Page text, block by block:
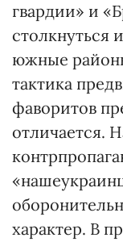
гвардии» и
столкнуться
южные
тактика
фаворитов
отличается.
характер. В